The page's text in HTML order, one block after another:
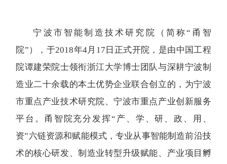
宁波市智能制造技术研究院（简称“甬智
院”），于2018年4月17日正式开院，是由中国工程
院谭建荣院士领衔浙江大学博士团队与深耕宁波制
造业二十余载的本土优势企业联合创立的，为宁波
市重点产业技术研究院、宁波市重点产业创新服务
平台。甬智院充分发挥“产、学、研、政、用、
资”六链资源和赋能模式，专业从事智能制造前沿技
术的核心研发、制造业转型升级赋能、产业项目孵